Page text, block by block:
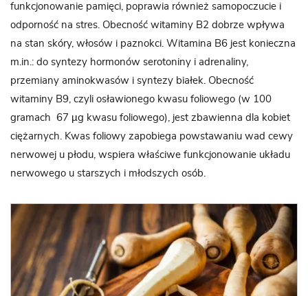
funkcjonowanie pamięci, poprawia również samopoczucie i
odporność na stres. Obecność witaminy B2 dobrze wpływa
na stan skóry, włosów i paznokci. Witamina B6 jest konieczna
m.in.: do syntezy hormonów serotoniny i adrenaliny,
przemiany aminokwasów i syntezy białek. Obecność
witaminy B9, czyli osławionego kwasu foliowego (w 100
gramach 67 µg kwasu foliowego), jest zbawienna dla kobiet
ciężarnych. Kwas foliowy zapobiega powstawaniu wad cewy
nerwowej u płodu, wspiera właściwe funkcjonowanie układu
nerwowego u starszych i młodszych osób.